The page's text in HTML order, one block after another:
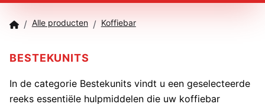
CONTACT
/ Alle producten / Koffiebar
BESTEKUNITS
In de categorie Bestekunits vindt u een geselecteerde
reeks essentiële hulpmiddelen die uw koffiebar